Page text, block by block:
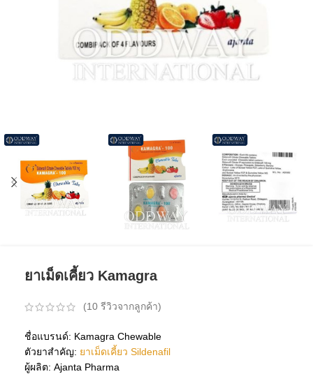
ยาเม็ดเคี้ยว Kamagra
(10 รีวิวจากลูกค้า)
ชื่อแบรนด์: Kamagra Chewable
ตัวยาสำคัญ: ยาเม็ดเคี้ยว Sildenafil
ผู้ผลิต: Ajanta Pharma